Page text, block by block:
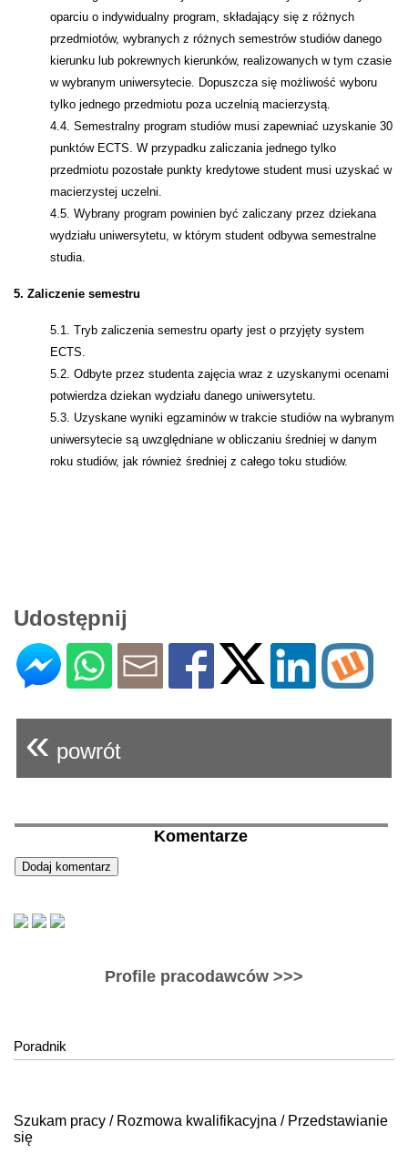
oparciu o indywidualny program, składający się z różnych
przedmiotów, wybranych z różnych semestrów studiów danego
kierunku lub pokrewnych kierunków, realizowanych w tym czasie
w wybranym uniwersytecie. Dopuszcza się możliwość wyboru
tylko jednego przedmiotu poza uczelnią macierzystą.
4.4. Semestralny program studiów musi zapewniać uzyskanie 30
punktów ECTS. W przypadku zaliczania jednego tylko
przedmiotu pozostałe punkty kredytowe student musi uzyskać w
macierzystej uczelni.
4.5. Wybrany program powinien być zaliczany przez dziekana
wydziału uniwersytetu, w którym student odbywa semestralne
studia.
5. Zaliczenie semestru
5.1. Tryb zaliczenia semestru oparty jest o przyjęty system
ECTS.
5.2. Odbyte przez studenta zajęcia wraz z uzyskanymi ocenami
potwierdza dziekan wydziału danego uniwersytetu.
5.3. Uzyskane wyniki egzaminów w trakcie studiów na wybranym
uniwersytecie są uwzględniane w obliczaniu średniej w danym
roku studiów, jak również średniej z całego toku studiów.
Udostępnij
« powrót
Komentarze
Profile pracodawców >>>
Poradnik
Szukam pracy / Rozmowa kwalifikacyjna / Przedstawianie
się